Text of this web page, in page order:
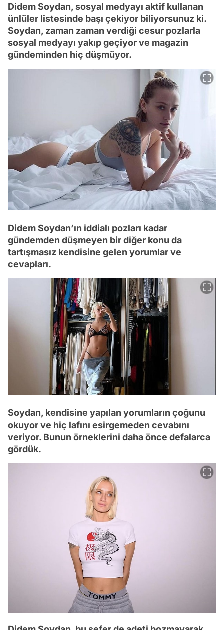
Didem Soydan, sosyal medyayı aktif kullanan
ünlüler listesinde başı çekiyor biliyorsunuz ki.
Soydan, zaman zaman verdiği cesur pozlarla
sosyal medyayı yakıp geçiyor ve magazin
gündeminden hiç düşmüyor.
Didem Soydan’ın iddialı pozları kadar
gündemden düşmeyen bir diğer konu da
tartışmasız kendisine gelen yorumlar ve
cevapları.
Soydan, kendisine yapılan yorumların çoğunu
okuyor ve hiç lafını esirgemeden cevabını
veriyor. Bunun örneklerini daha önce defalarca
gördük.